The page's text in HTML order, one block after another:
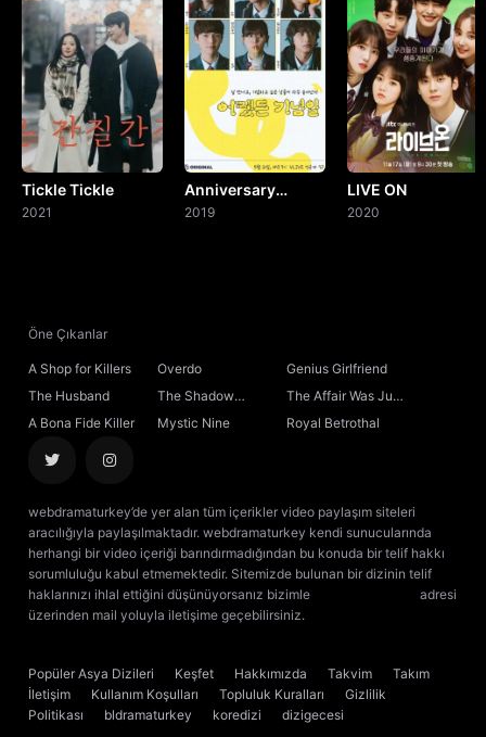
Tickle Tickle
2021
Anniversary
Anyway
2019
LIVE ON
2020
Öne Çıkanlar
A Shop for Killers Overdo
Genius Girlfriend
The Husband
The Shadow
Sovereign
The Affair Was Just
the Beginning
A Bona Fide Killer Mystic Nine Royal Betrothal
webdramaturkey’de yer alan tüm içerikler video paylaşım siteleri
aracılığıyla paylaşılmaktadır. webdramaturkey kendi sunucularında
herhangi bir video içeriği barındırmadığından bu konuda bir telif hakkı
sorumluluğu kabul etmemektedir. Sitemizde bulunan bir dizinin telif
haklarınızı ihlal ettiğini düşünüyorsanız bizimle
adresi
üzerinden mail yoluyla iletişime geçebilirsiniz.
Popüler Asya Dizileri Keşfet Hakkımızda Takvim
Takım
İletişim
Kullanım Koşulları Topluluk Kuralları
Gizlilik
Politikası
bldramaturkey koredizi
dizigecesi